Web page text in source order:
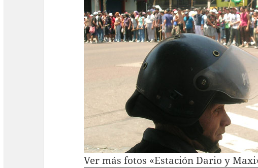
Ver más fotos «Estación Dario y